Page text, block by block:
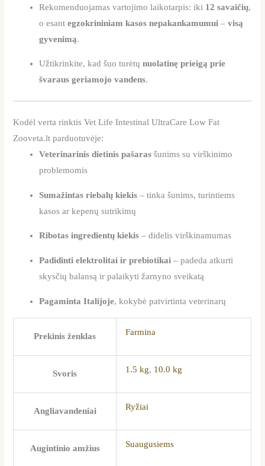
Rekomenduojamas vartojimo laikotarpis: iki 12 savaičių,
o esantegzokrininiam kasos nepakankamumui –visą
gyvenimą.
Užtikrinkite, kad šuo turėtųnuolatinę prieigą prie
švaraus geriamojo vandens.
Kodėl verta rinktis Vet Life Intestinal UltraCare Low Fat
Zooveta.lt parduotuvėje:
Veterinarinis dietinis pašaras šunims su virškinimo
problemomis
Sumažintas riebalų kiekis – tinka šunims, turintiems
kasos ar kepenų sutrikimų
Ribotas ingredientų kiekis – didelis virškinamumas
Padidinti elektrolitai ir prebiotikai – padeda atkurti
skysčių balansą ir palaikyti žarnyno sveikatą
Pagaminta Italijoje, kokybė patvirtinta veterinarų
Prekinis ženklas Farmina
Svoris 1.5 kg, 10.0 kg
Angliavandeniai Ryžiai
Augintinio amžius Suaugusiems